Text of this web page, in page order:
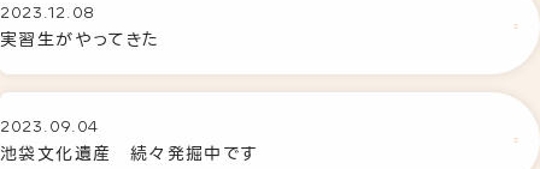
事業所案内
下北沢事業所
秋葉原事業所
2023.12.08
実習生がやってきた
2023.09.04
池袋文化遺産 続々発掘中です